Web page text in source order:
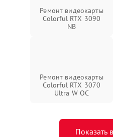
Ремонт видеокарты
Colorful RTX 3090
NB
Ремонт видеокарты
Colorful RTX 3070
Ultra W OC
Показать